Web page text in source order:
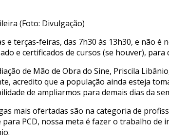
(Foto: Divulgação)
e terças-feiras, das 7h30 às 13h30, e não
e certificados de cursos (se houver),
de Mão de Obra do Sine, Priscila
acredito que a população ainda esteja
de ampliarmos para demais dias da
mais ofertadas são na categoria de
PCD, nossa meta é fazer o trabalho